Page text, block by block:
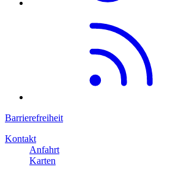
Barrierefreiheit
Kontakt
Anfahrt
Karten